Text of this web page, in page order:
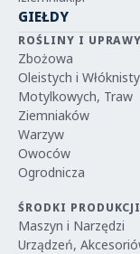
GIEŁDY
ROŚLINY I UPRAWY
Zbożowa
Oleistych i
Motylkowych, Traw
Ziemniaków
Warzyw
Owoców
Ogrodnicza
ŚRODKI PRODUKCJI
Maszyn i Narzędzi
Urządzeń,